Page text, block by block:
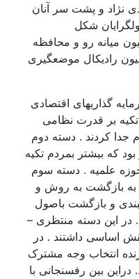
نژاد و پشت سر آنان
شکل
میانه رو و محافظه
رادیکال موضعگیری
گذاریهای اقتصادی
تکیه بر قدرت نظامی
جدا کردند . دسته دوم
که بیشتر بمردم تکیه
علمیه . دسته سوم
به بازگشت به روش و
و بازگشت باصول
در این دسته منتظری –
اساسی داشتند . در
انتخاب وجه مشترک
بین رفسنجانی با